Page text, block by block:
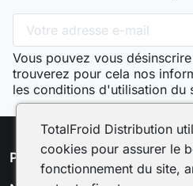
Vous pouvez vous
trouverez pour cela nos
les conditions d'utilisation du
Produits
TotalFroid Distribution
cookies pour assurer le
fonctionnement du site,